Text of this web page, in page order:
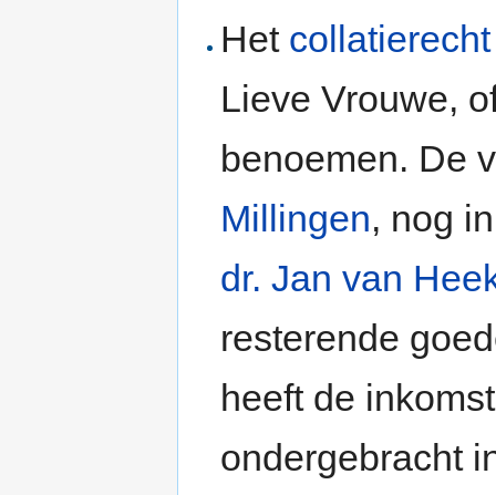
Het collatierecht
Lieve Vrouwe,
benoemen. De
Millingen, nog
dr. Jan van
resterende
heeft de
ondergebracht